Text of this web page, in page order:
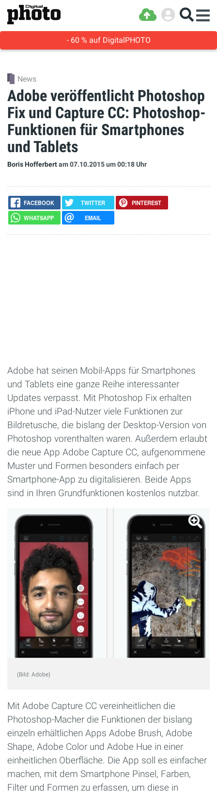
- 60 % auf DigitalPHOTO
News
Adobe veröffentlicht Photoshop
Fix und Capture CC: Photoshop-
Funktionen für Smartphones
und Tablets
Boris Hofferbertam 07.10.2015um 00:18 Uhr
FACEBOOK TWITTER
PINTEREST
WHATSAPP
EMAIL
Adobe hat seinen Mobil-Apps für Smartphones
und Tablets eine ganze Reihe interessanter
Updates verpasst. Mit Photoshop Fix erhalten
iPhone und iPad-Nutzer viele Funktionen zur
Bildretusche, die bislang der Desktop-Version von
Photoshop vorenthalten waren. Außerdem erlaubt
die neue App Adobe Capture CC, aufgenommene
Muster und Formen besonders einfach per
Smartphone-App zu digitalisieren. Beide Apps
sind in Ihren Grundfunktionen kostenlos nutzbar.
(Bild: Adobe)
Mit Adobe Capture CC vereinheitlichen die
Photoshop-Macher die Funktionen der bislang
einzeln erhältlichen Apps Adobe Brush, Adobe
Shape, Adobe Color und Adobe Hue in einer
einheitlichen Oberfläche. Die App soll es einfacher
machen, mit dem Smartphone Pinsel, Farben,
Filter und Formen zu erfassen, um diese in